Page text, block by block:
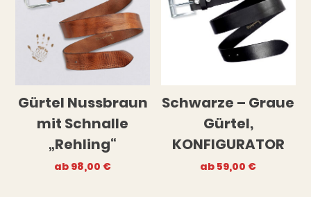
Gürtel Nussbraun
mit Schnalle
„Rehling“
ab 98,00 €
Schwarze – Graue
Gürtel,
KONFIGURATOR
ab 59,00 €